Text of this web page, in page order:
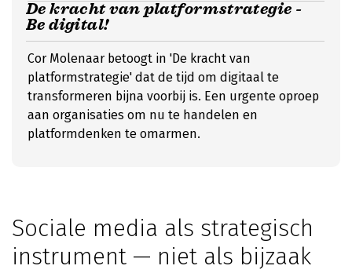
De kracht van platformstrategie -
Be digital!
Cor Molenaar betoogt in 'De kracht van
platformstrategie' dat de tijd om digitaal te
transformeren bijna voorbij is. Een urgente oproep
aan organisaties om nu te handelen en
platformdenken te omarmen.
Sociale media als strategisch
instrument — niet als bijzaak